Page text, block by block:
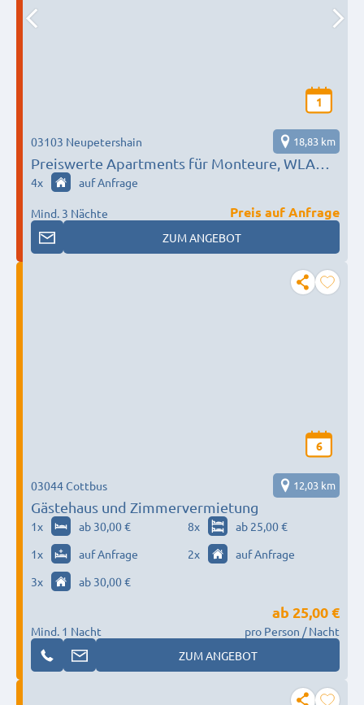
1
Preiswerte Apartments für Monteure, WLAN,
Smart-TV & kostenfreie Parkplätze
03103 Neupetershain 18,83 km
4x auf Anfrage
Mind. 3 Nächte
Preis auf Anfrage
ZUM ANGEBOT
6
Gästehaus und Zimmervermietung
03044 Cottbus 12,03 km
1x ab 30,00 € 8x
ab 25,00 €
1x auf Anfrage 2x
auf Anfrage
3x ab 30,00 €
Mind. 1 Nacht
ab 25,00 €
pro Person / Nacht
ZUM ANGEBOT